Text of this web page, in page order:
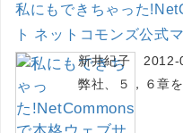
私にもできちゃった
ト ネットコモンズ公式
新井紀子 2012-
弊社、５，６章